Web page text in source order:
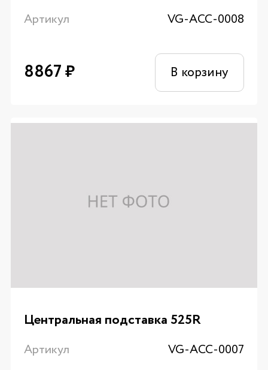
Артикул VG-ACC-0008
8867₽ В корзину
Центральная подставка 525R
Артикул VG-ACC-0007